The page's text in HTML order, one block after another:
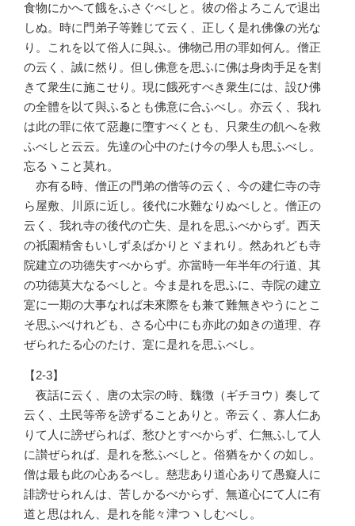
食物にかへて餓をふさぐべしと。彼の俗よろこんで退出
しぬ。時に門弟子等難じて云く、正しく是れ佛像の光な
り。これを以て俗人に與ふ。佛物己用の罪如何ん。僧正
の云く、誠に然り。但し佛意を思ふに佛は身肉手足を割
きて衆生に施こせり。現に餓死すべき衆生には、設ひ佛
の全體を以て與ふるとも佛意に合ふべし。亦云く、我れ
は此の罪に依て惡趣に墮すべくとも、只衆生の飢へを救
ふべしと云云。先達の心中のたけ今の學人も思ふべし。
忘るヽこと莫れ。
亦有る時、僧正の門弟の僧等の云く、今の建仁寺の寺
ら屋敷、川原に近し。後代に水難なりぬべしと。僧正の
云く、我れ寺の後代の亡失、是れを思ふべからず。西天
の祇園精舍もいしずゑばかりとヾまれり。然あれども寺
院建立の功德失すべからず。亦當時一年半年の行道、其
の功德莫大なるべしと。今ま是れを思ふに、寺院の建立
寔に一期の大事なれば未來際をも兼て難無きやうにとこ
そ思ふべけれども、さる心中にも亦此の如きの道理、存
ぜられたる心のたけ、寔に是れを思ふべし。
【2-3】
夜話に云く、唐の太宗の時、魏徴（ギチヨウ）奏して
云く、土民等帝を謗ずることありと。帝云く、寡人仁あ
りて人に謗ぜられば、愁ひとすべからず、仁無ふして人
に讃ぜられば、是れを愁ふべしと。俗猶をかくの如し。
僧は最も此の心あるべし。慈悲あり道心ありて愚癡人に
誹謗せられんは、苦しかるべからず、無道心にて人に有
道と思はれん、是れを能々津つヽしむべし。